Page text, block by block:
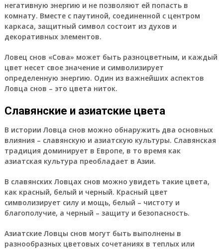
негативную энергию и не позволяют ей попасть в
комнату. Вместе с паутиной, соединенной с центром
каркаса, защитный символ состоит из духов и
декоративных элементов.
Ловец снов «Сова» может быть разноцветным, и каждый
цвет несет свое значение и символизирует
определенную энергию. Один из важнейших аспектов
Ловца снов – это цвета ниток.
Славянские и азиатские цвета
В истории Ловца снов можно обнаружить два основных
влияния – славянскую и азиатскую культуры. Славянская
традиция доминирует в Европе, в то время как
азиатская культура преобладает в Азии.
В славянских Ловцах снов можно увидеть такие цвета,
как красный, белый и черный. Красный цвет
символизирует силу и мощь, белый – чистоту и
благополучие, а черный – защиту и безопасность.
Азиатские Ловцы снов могут быть выполнены в
разнообразных цветовых сочетаниях в теплых или